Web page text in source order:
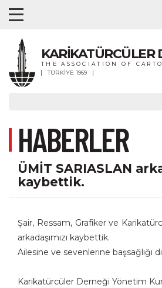
KARİKATÜRCÜLER
THE ASSOCIATION OF
TÜRKİYE 1969
HABERLER
ÜMİT SARIASLAN
kaybettik.
Şair, Ressam, Grafiker ve
arkadaşımızı kaybettik.
Ailesine ve sevenlerine başsağlığı
Karikatürcüler Derneği Yönetim